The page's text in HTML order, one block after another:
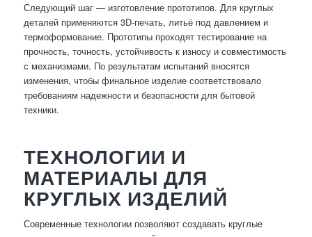
Следующий шаг — изготовление прототипов. Для круглых
деталей применяются 3D-печать, литьё под давлением и
термоформование. Прототипы проходят тестирование на
прочность, точность, устойчивость к износу и совместимость
с механизмами. По результатам испытаний вносятся
изменения, чтобы финальное изделие соответствовало
требованиям надежности и безопасности для бытовой
техники.
ТЕХНОЛОГИИ И
МАТЕРИАЛЫ ДЛЯ
КРУГЛЫХ ИЗДЕЛИЙ
Современные технологии позволяют создавать круглые